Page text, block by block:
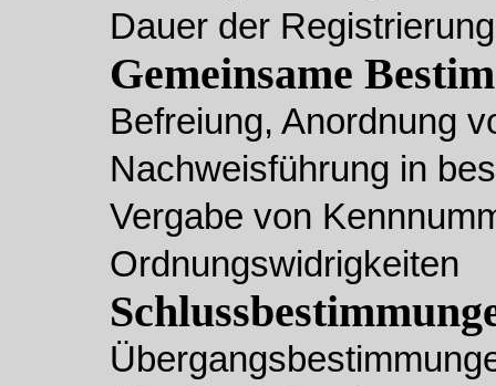
Dauer der
Gemeinsame
Befreiung, Anordnung
Nachweisführung in
Vergabe von
Ordnungswidrigkeiten